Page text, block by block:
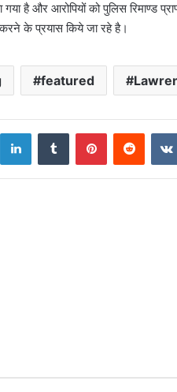
गया है और आरोपियों को पुलिस रिमाण्ड
करने के प्रयास किये जा रहे है।
featured
LinkedInTumblr PinterestReddit